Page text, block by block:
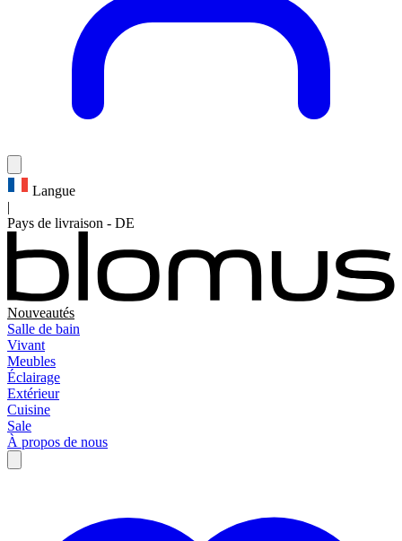
Langue
|
Pays de livraison - DE
Nouveautés
Salle de bain
Vivant
Meubles
Éclairage
Extérieur
Cuisine
Sale
À propos de nous